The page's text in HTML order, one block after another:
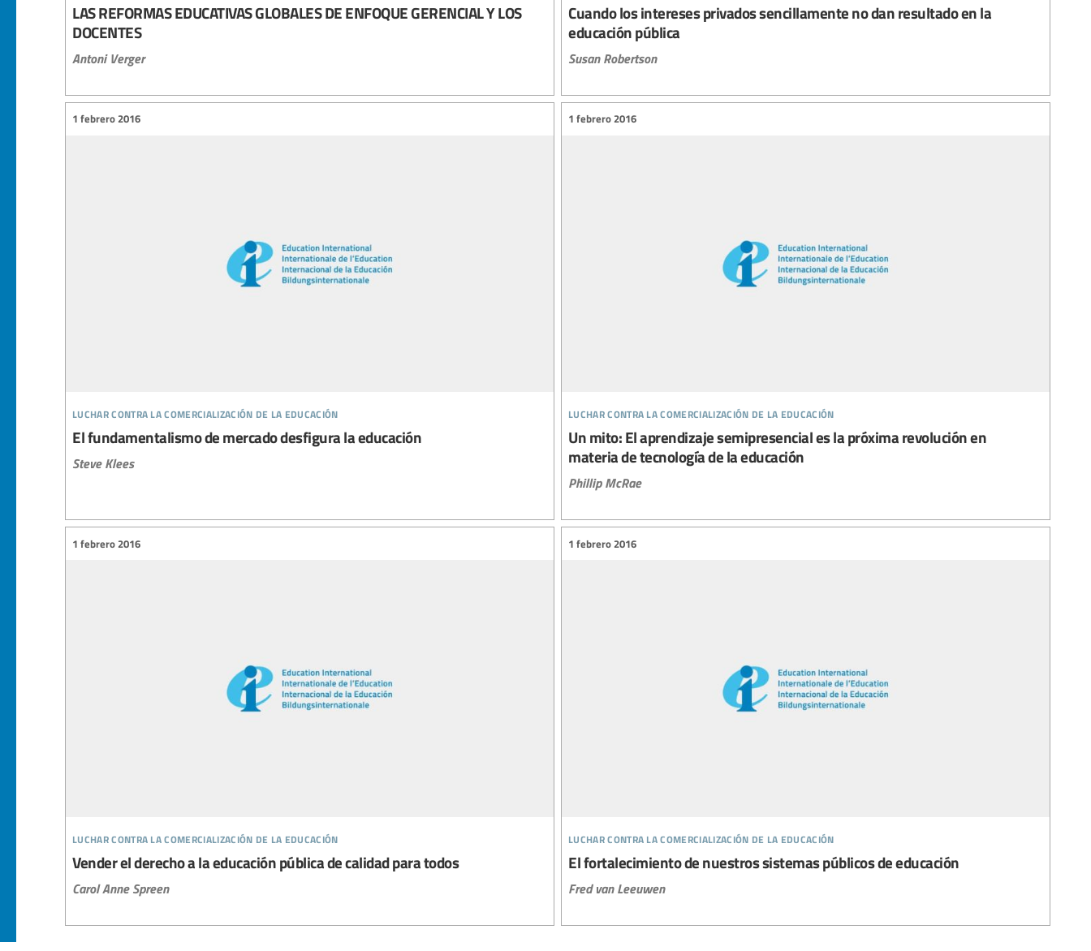
LAS REFORMAS EDUCATIVAS GLOBALES DE ENFOQUE GERENCIAL Y LOS
DOCENTES
Antoni Verger
Cuando los intereses privados sencillamente no dan resultado en la
educación pública
Susan Robertson
luchar contra la comercialización de la educación
1 febrero 2016
El fundamentalismo de mercado desfigura la educación
Steve Klees
luchar contra la comercialización de la educación
1 febrero 2016
Un mito: El aprendizaje semipresencial es la próxima revolución en
materia de tecnología de la educación
Phillip McRae
luchar contra la comercialización de la educación
1 febrero 2016
Vender el derecho a la educación pública de calidad para todos
Carol Anne Spreen
luchar contra la comercialización de la educación
1 febrero 2016
El fortalecimiento de nuestros sistemas públicos de educación
Fred van Leeuwen